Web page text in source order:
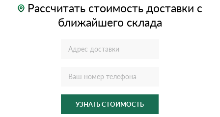
Рассчитать стоимость доставки с
ближайшего склада
УЗНАТЬ СТОИМОСТЬ